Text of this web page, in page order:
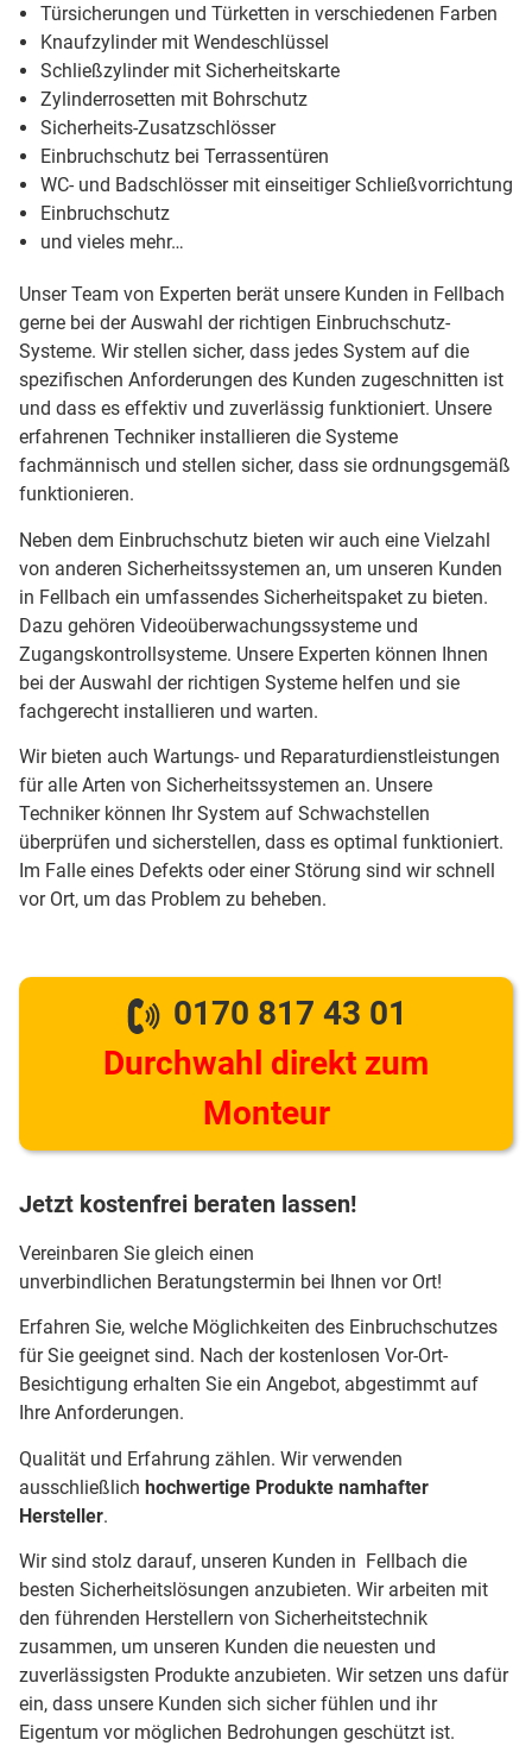
Türsicherungen und Türketten in verschiedenen Farben
Knaufzylinder mit Wendeschlüssel
Schließzylinder mit Sicherheitskarte
Zylinderrosetten mit Bohrschutz
Sicherheits-Zusatzschlösser
Einbruchschutz bei Terrassentüren
WC- und Badschlösser mit einseitiger Schließvorrichtung
Einbruchschutz
und vieles mehr…
Unser Team von Experten berät unsere Kunden in Fellbach
gerne bei der Auswahl der richtigen Einbruchschutz-
Systeme. Wir stellen sicher, dass jedes System auf die
spezifischen Anforderungen des Kunden zugeschnitten ist
und dass es effektiv und zuverlässig funktioniert. Unsere
erfahrenen Techniker installieren die Systeme
fachmännisch und stellen sicher, dass sie ordnungsgemäß
funktionieren.
Neben dem Einbruchschutz bieten wir auch eine Vielzahl
von anderen Sicherheitssystemen an, um unseren Kunden
in Fellbach ein umfassendes Sicherheitspaket zu bieten.
Dazu gehören Videoüberwachungssysteme und
Zugangskontrollsysteme. Unsere Experten können Ihnen
bei der Auswahl der richtigen Systeme helfen und sie
fachgerecht installieren und warten.
Wir bieten auch Wartungs- und Reparaturdienstleistungen
für alle Arten von Sicherheitssystemen an. Unsere
Techniker können Ihr System auf Schwachstellen
überprüfen und sicherstellen, dass es optimal funktioniert.
Im Falle eines Defekts oder einer Störung sind wir schnell
vor Ort, um das Problem zu beheben.
0170 817 43 01
Durchwahl direkt zum
Monteur
Jetzt kostenfrei beraten lassen!
Vereinbaren Sie gleich einen
unverbindlichen Beratungstermin bei Ihnen vor Ort!
Erfahren Sie, welche Möglichkeiten des Einbruchschutzes
für Sie geeignet sind. Nach der kostenlosen Vor-Ort-
Besichtigung erhalten Sie ein Angebot, abgestimmt auf
Ihre Anforderungen.
Qualität und Erfahrung zählen. Wir verwenden
ausschließlich hochwertige Produkte namhafter
Hersteller.
Wir sind stolz darauf, unseren Kunden in Fellbach die
besten Sicherheitslösungen anzubieten. Wir arbeiten mit
den führenden Herstellern von Sicherheitstechnik
zusammen, um unseren Kunden die neuesten und
zuverlässigsten Produkte anzubieten. Wir setzen uns dafür
ein, dass unsere Kunden sich sicher fühlen und ihr
Eigentum vor möglichen Bedrohungen geschützt ist.